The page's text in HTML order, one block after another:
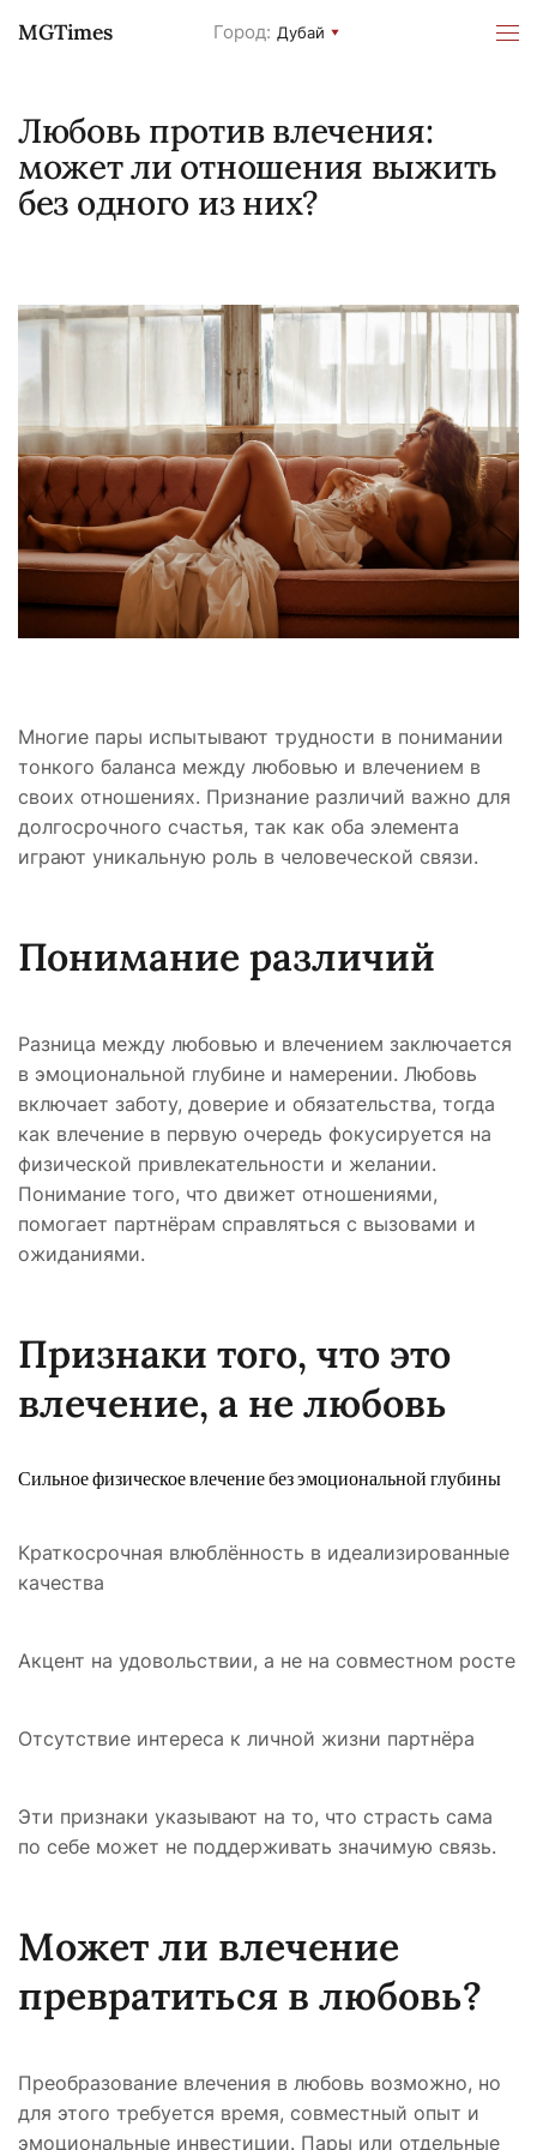
MGTimes Город: Дубай
Любовь против влечения:
может ли отношения выжить
без одного из них?
Многие пары испытывают трудности в понимании
тонкого баланса между любовью и влечением в
своих отношениях. Признание различий важно для
долгосрочного счастья, так как оба элемента
играют уникальную роль в человеческой связи.
Понимание различий
Разница между любовью и влечением заключается
в эмоциональной глубине и намерении. Любовь
включает заботу, доверие и обязательства, тогда
как влечение в первую очередь фокусируется на
физической привлекательности и желании.
Понимание того, что движет отношениями,
помогает партнёрам справляться с вызовами и
ожиданиями.
Признаки того, что это
влечение, а не любовь
Сильное физическое влечение без эмоциональной глубины
Краткосрочная влюблённость в идеализированные
качества
Акцент на удовольствии, а не на совместном росте
Отсутствие интереса к личной жизни партнёра
Эти признаки указывают на то, что страсть сама
по себе может не поддерживать значимую связь.
Может ли влечение
превратиться в любовь?
Преобразование влечения в любовь возможно, но
для этого требуется время, совместный опыт и
эмоциональные инвестиции. Пары или отдельные